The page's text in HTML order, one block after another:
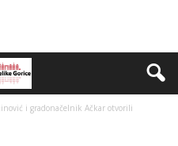
i gradonačelnik Ačkar otvorili